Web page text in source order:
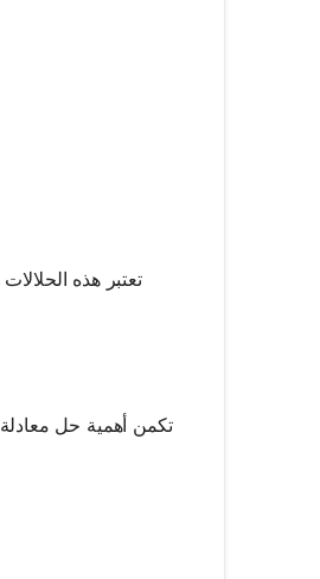
+ \frac{\partial^2
+ \frac{\partial^2
تعتبر هذه
تكمن أهمية حل